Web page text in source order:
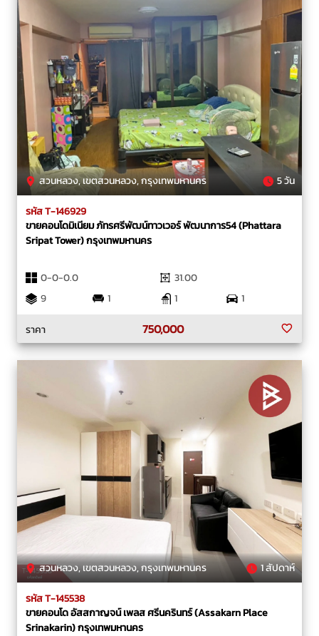
สวนหลวง, เขตสวนหลวง, กรุงเทพมหานคร 5 วัน
รหัส T-146929
ขายคอนโดมิเนียม ภัทรศรีพัฒน์ทาวเวอร์ พัฒนาการ54 (Phattara
Sripat Tower) กรุงเทพมหานคร
0-0-0.0
31.00
9
1 1
1
ราคา
750,000
สวนหลวง, เขตสวนหลวง, กรุงเทพมหานคร 1 สัปดาห์
รหัส T-145538
ขายคอนโด อัสสกาญจน์ เพลส ศรีนครินทร์ (Assakarn Place
Srinakarin) กรุงเทพมหานคร